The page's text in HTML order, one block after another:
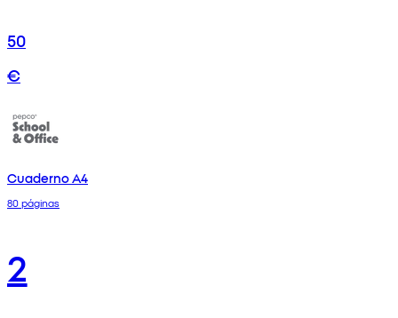
50
€
Cuaderno A4
80 páginas
2